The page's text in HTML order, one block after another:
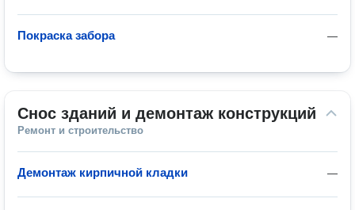
—
Покраска забора
Снос зданий и демонтаж конструкций
Ремонт и строительство
—
Демонтаж кирпичной кладки